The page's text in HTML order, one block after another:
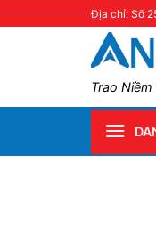
Địa chỉ: Số
Trao